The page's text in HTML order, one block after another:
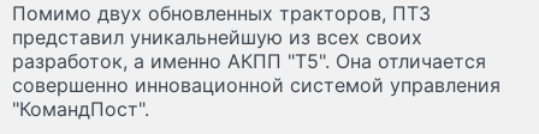
Помимо двух обновленных тракторов, ПТЗ
представил уникальнейшую из всех своих
разработок, а именно АКПП "Т5". Она отличается
совершенно инновационной системой управления
"КомандПост".